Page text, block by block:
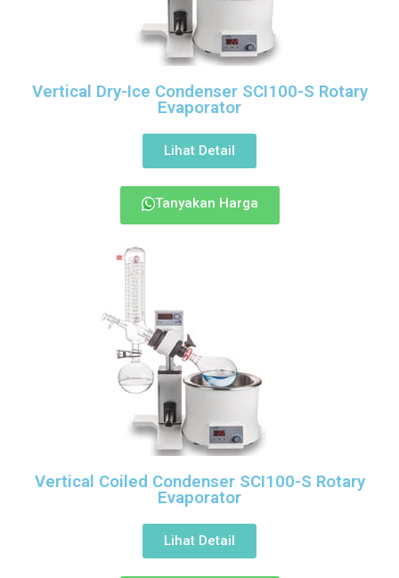
Vertical Dry-Ice Condenser SCI100-S Rotary
Evaporator
Lihat Detail
Tanyakan Harga
Vertical Coiled Condenser SCI100-S Rotary
Evaporator
Lihat Detail